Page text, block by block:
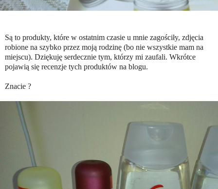
Są to produkty, które w ostatnim czasie u mnie zagościły, zdjęcia
robione na szybko przez moją rodzinę (bo nie wszystkie mam na
miejscu). Dziękuję serdecznie tym, którzy mi zaufali. Wkrótce
pojawią się recenzje tych produktów na blogu.
Znacie ?